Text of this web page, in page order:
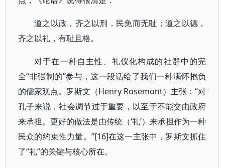
道之以政，齐之以刑，民免而无耻；道之以德，
齐之以礼，有耻且格。
对于在一种自主性、礼仪化构成的社群中的完
全“非强制的”参与，这一段话给了我们一种满怀抱负
的儒家观点。罗斯文（Henry Rosemont）主张：“对
孔子来说，社会调节过于重要，以至于不能交由政府
来承担。更好的做法是由传统（‘礼’）来承担作为一种
民众的约束性力量。”[16]在这一主张中，罗斯文抓住
了“礼”的关键与核心所在。